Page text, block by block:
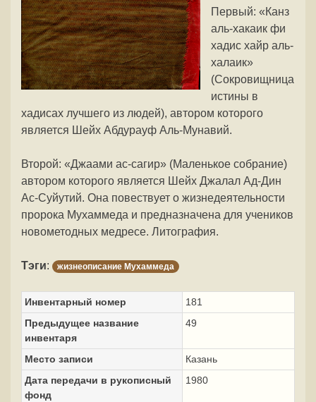
Первый: «Канз
аль-хакаик фи
хадис хайр аль-
халаик»
(Сокровищница
истины в
хадисах лучшего из людей), автором которого
является Шейх Абдурауф Аль-Мунавий.
Второй: «Джаами ас-сагир» (Маленькое собрание)
автором которого является Шейх Джалал Ад-Дин
Ас-Суйутий. Она повествует о жизнедеятельности
пророка Мухаммеда и предназначена для учеников
новометодных медресе. Литография.
Тэги: жизнеописание Мухаммеда
Инвентарный номер
181
Предыдущее название
инвентаря
49
Место записи
Казань
Дата передачи в рукописный
фонд
1980